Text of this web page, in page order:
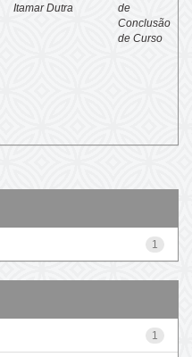
Itamar Dutra
de
Conclusão
de Curso
1
1